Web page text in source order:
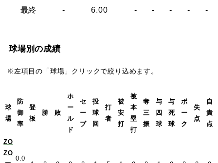
最終
- 6.00 - - - - -
球場別の成績
※左項目の「球場」クリックで絞り込めます。
球
場
防
御
率
登
板
勝 敗
ホ
ー
ル
ド
セ
ー
ブ
投
球
回
打
者
被
安
打
被
本
塁
打
奪
三
振
与
四
球
与
死
球
ボ
ー
ク
失
点
自
責
点
ZO
ZO
0.0